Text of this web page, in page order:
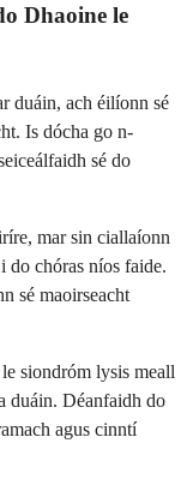
Dhaoine le
duáin, ach éilíonn sé
Is dócha go n-
sé do
mar sin ciallaíonn
do chóras níos faide.
sé maoirseacht
siondróm lysis meall
duáin. Déanfaidh do
agus cinntí